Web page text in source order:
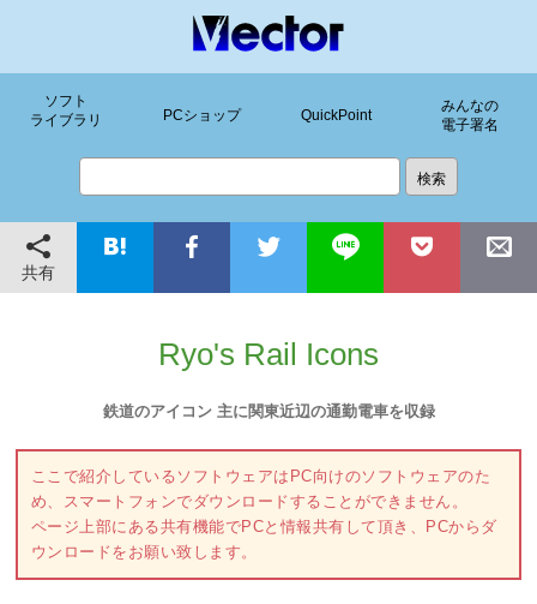
ソフト
ライブラリ
PCショップ QuickPoint
みんなの
電子署名
共有
Ryo's Rail Icons
鉄道のアイコン 主に関東近辺の通勤電車を収録
ここで紹介しているソフトウェアはPC向けのソフトウェアのた
め、スマートフォンでダウンロードすることができません。
ページ上部にある共有機能でPCと情報共有して頂き、PCからダ
ウンロードをお願い致します。